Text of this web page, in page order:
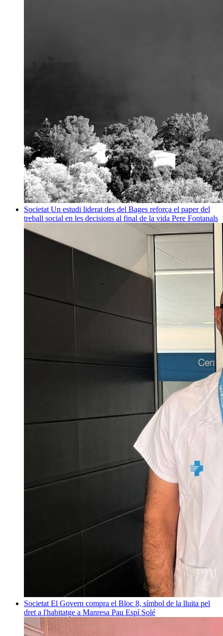
Societat Un estudi liderat des del Bages reforça el paper del
treball social en les decisions al final de la vida Pere Fontanals
Societat El Govern compra el Bloc 8, símbol de la lluita pel
dret a l'habitatge a Manresa Pau Espí Solé